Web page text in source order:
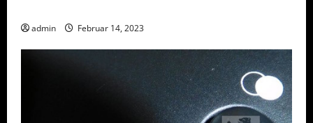
admin Februar 14, 2023